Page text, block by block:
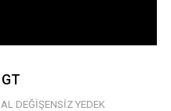
DEĞİŞENSİZ YEDEK